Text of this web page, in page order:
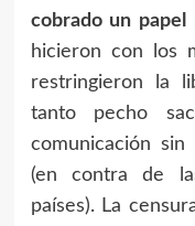
cobrado un papel
hicieron con los
restringieron la
tanto pecho
comunicación
(en contra de
países). La